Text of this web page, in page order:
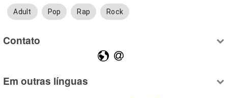
Adult Pop Rap Rock
Contato
Em outras línguas